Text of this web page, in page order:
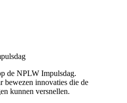
de NPLW Impulsdag.
bewezen innovaties die de
kunnen versnellen.